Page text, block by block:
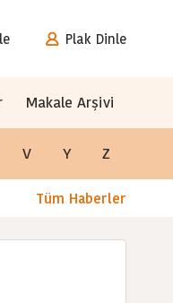
Plak Dinle
Makale Arşivi
V Y Z
Tüm Haberler